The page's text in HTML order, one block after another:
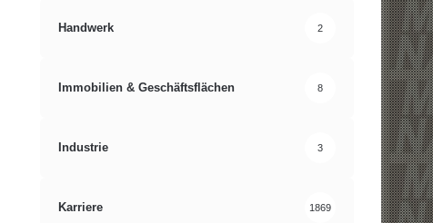
Handwerk 2
Immobilien & Geschäftsflächen 8
Industrie 3
Karriere 1869